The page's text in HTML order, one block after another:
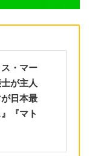
・マー
が主人
日本最
『マト